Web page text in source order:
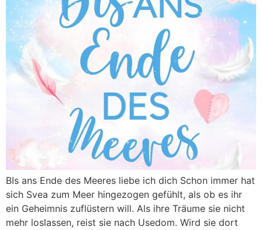
BIs ans Ende des Meeres liebe ich dich Schon immer hat
sich Svea zum Meer hingezogen gefühlt, als ob es ihr
ein Geheimnis zuflüstern will. Als ihre Träume sie nicht
mehr loslassen, reist sie nach Usedom. Wird sie dort